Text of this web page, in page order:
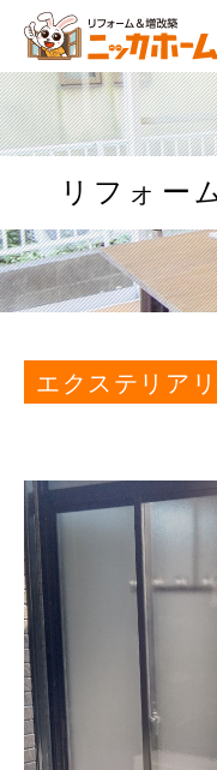
リフォー
エクステリア